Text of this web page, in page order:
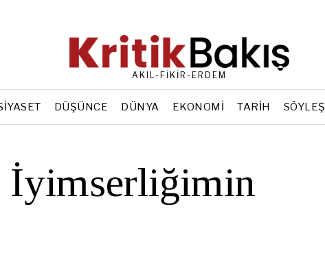
AKIL-FİKİR-ERDEM
DÜŞÜNCE DÜNYA EKONOMI TARIH SÖYLEŞI
İyimserliğimin